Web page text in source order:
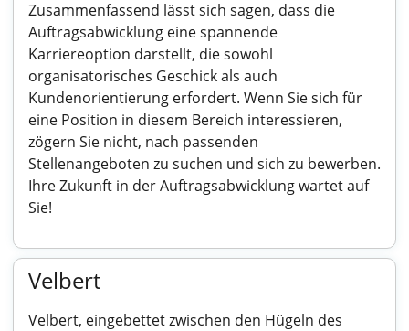
Zusammenfassend lässt sich sagen, dass die
Auftragsabwicklung eine spannende
Karriereoption darstellt, die sowohl
organisatorisches Geschick als auch
Kundenorientierung erfordert. Wenn Sie sich für
eine Position in diesem Bereich interessieren,
zögern Sie nicht, nach passenden
Stellenangeboten zu suchen und sich zu bewerben.
Ihre Zukunft in der Auftragsabwicklung wartet auf
Sie!
Velbert
Velbert, eingebettet zwischen den Hügeln des